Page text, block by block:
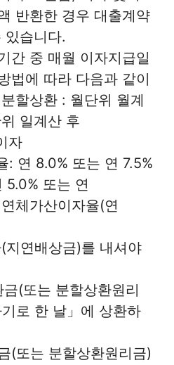
반환한 경우 대출계약
있습니다.
간 중 매월 이자지급일
법에 따라 다음과 같이
할상환 : 월단위 월계
일계산 후
자
: 연 8.0% 또는 연 7.5%
5.0% 또는 연
체가산이자율(연
지연배상금)를 내셔야
(또는 분할상환원리
로 한 날」에 상환하
(또는 분할상환원리금)